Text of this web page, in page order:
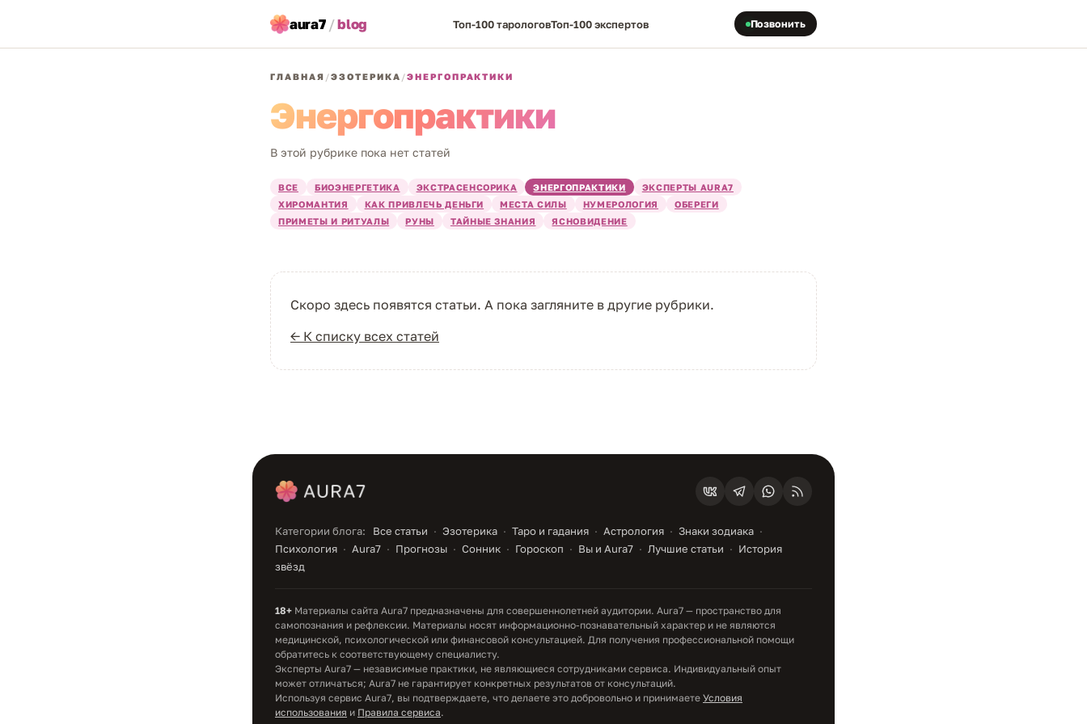
aura7 /blog Топ-100 тарологовТоп-100 экспертов Позвонить
ГЛАВНАЯ /ЭЗОТЕРИКА /ЭНЕРГОПРАКТИКИ
Энергопрактики
В этой рубрике пока нет статей
ВСЕ БИОЭНЕРГЕТИКА ЭКСТРАСЕНСОРИКА ЭНЕРГОПРАКТИКИ
ЭКСПЕРТЫ AURA7
ХИРОМАНТИЯ
КАК ПРИВЛЕЧЬ ДЕНЬГИ МЕСТА СИЛЫ НУМЕРОЛОГИЯ
ОБЕРЕГИ
ПРИМЕТЫ И РИТУАЛЫ
РУНЫ ТАЙНЫЕ ЗНАНИЯ ЯСНОВИДЕНИЕ
Скоро здесь появятся статьи. А пока загляните в другие рубрики.
← К списку всех статей
Категории блога: Все статьи Эзотерика Таро и гадания Астрология
Знаки зодиака
Психология
Aura7 Прогнозы Сонник Гороскоп Вы и Aura7 Лучшие статьи
История
звёзд
18+ Материалы сайта Aura7 предназначены для совершеннолетней аудитории. Aura7 — пространство для
самопознания и рефлексии. Материалы носят информационно-познавательный характер и не являются
медицинской, психологической или финансовой консультацией. Для получения профессиональной помощи
обратитесь к соответствующему специалисту.
Эксперты Aura7 — независимые практики, не являющиеся сотрудниками сервиса. Индивидуальный опыт
может отличаться; Aura7 не гарантирует конкретных результатов от консультаций.
Используя сервис Aura7, вы подтверждаете, что делаете это добровольно и принимаете Условия
использования и Правила сервиса.